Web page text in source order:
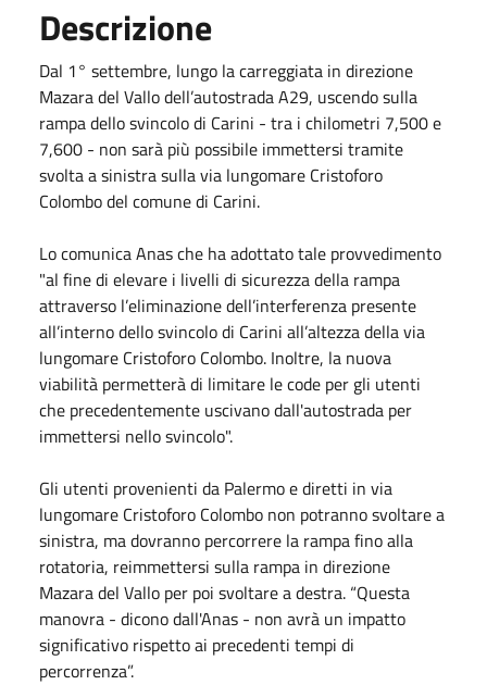
Descrizione
Dal 1° settembre, lungo la carreggiata in direzione
Mazara del Vallo dell’autostrada A29, uscendo sulla
rampa dello svincolo di Carini - tra i chilometri 7,500 e
7,600 - non sarà più possibile immettersi tramite
svolta a sinistra sulla via lungomare Cristoforo
Colombo del comune di Carini.
Lo comunica Anas che ha adottato tale provvedimento
"al fine di elevare i livelli di sicurezza della rampa
attraverso l’eliminazione dell’interferenza presente
all’interno dello svincolo di Carini all’altezza della via
lungomare Cristoforo Colombo. Inoltre, la nuova
viabilità permetterà di limitare le code per gli utenti
che precedentemente uscivano dall'autostrada per
immettersi nello svincolo".
Gli utenti provenienti da Palermo e diretti in via
lungomare Cristoforo Colombo non potranno svoltare a
sinistra, ma dovranno percorrere la rampa fino alla
rotatoria, reimmettersi sulla rampa in direzione
Mazara del Vallo per poi svoltare a destra. “Questa
manovra - dicono dall'Anas - non avrà un impatto
significativo rispetto ai precedenti tempi di
percorrenza”.